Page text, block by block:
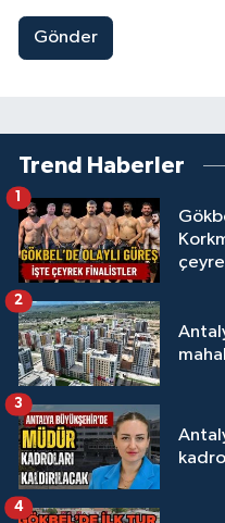
Gönder
Trend Haberler
1
2
3
4